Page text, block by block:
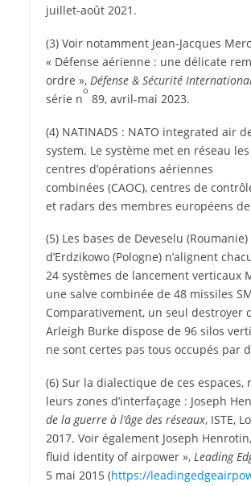
juillet-août 2021.
(3) Voir notamment Jean-Jacques
« Défense aérienne : une délicate
ordre », Défense & Sécurité
série n
o
89, avril-mai 2023.
(4) NATINADS : NATO integrated air
system. Le système met en réseau
centres d’opérations aériennes
combinées (CAOC), centres de
et radars des membres européens de
(5) Les bases de Deveselu (Roumanie)
d’Erdzikowo (Pologne) n’alignent
24 systèmes de lancement verticaux
une salve combinée de 48 missiles
Comparativement, un seul destroyer
Arleigh Burke dispose de 96 silos
ne sont certes pas tous occupés par
(6) Sur la dialectique de ces espaces,
leurs zones d’interfaçage : Joseph
de la guerre à l’âge des réseaux, ISTE,
2017. Voir également Joseph
fluid identity of airpower », Leading
5 mai 2015 (https://​